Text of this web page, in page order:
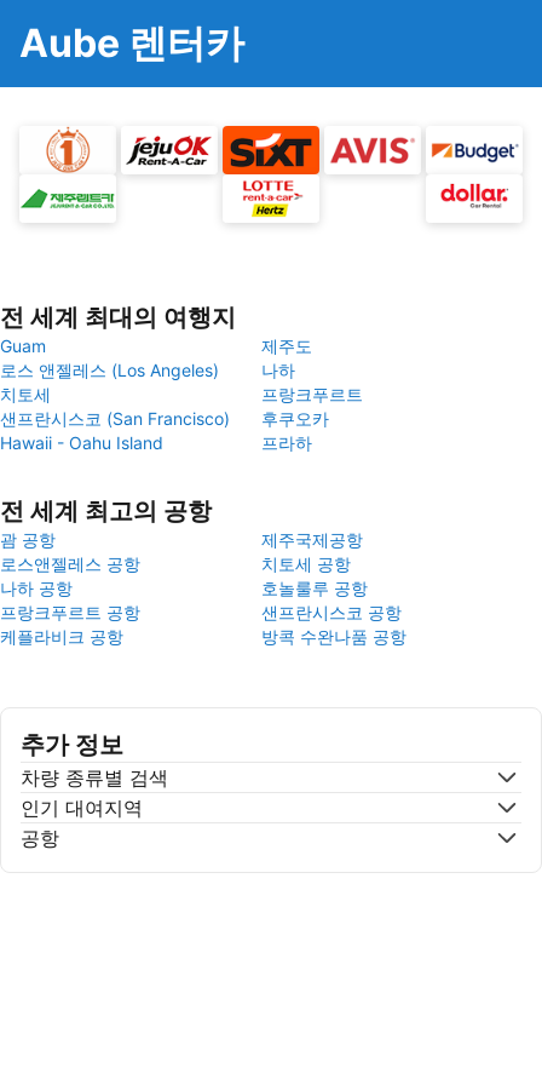
Aube 렌터카
전 세계 최대의 여행지
Guam
제주도
로스 앤젤레스 (Los Angeles)
나하
치토세
프랑크푸르트
샌프란시스코 (San Francisco)
후쿠오카
Hawaii - Oahu Island
프라하
전 세계 최고의 공항
괌 공항
제주국제공항
로스앤젤레스 공항
치토세 공항
나하 공항
호놀룰루 공항
프랑크푸르트 공항
샌프란시스코 공항
케플라비크 공항
방콕 수완나품 공항
추가 정보
차량 종류별 검색
인기 대여지역
공항